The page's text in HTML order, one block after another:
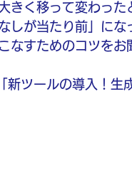
きく移って変わっ
しが当たり前」にな
なすためのコツをお
ツールの導入！生